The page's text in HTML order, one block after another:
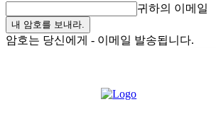
귀하의 이메일
암호는 당신에게 - 이메일 발송됩니다.